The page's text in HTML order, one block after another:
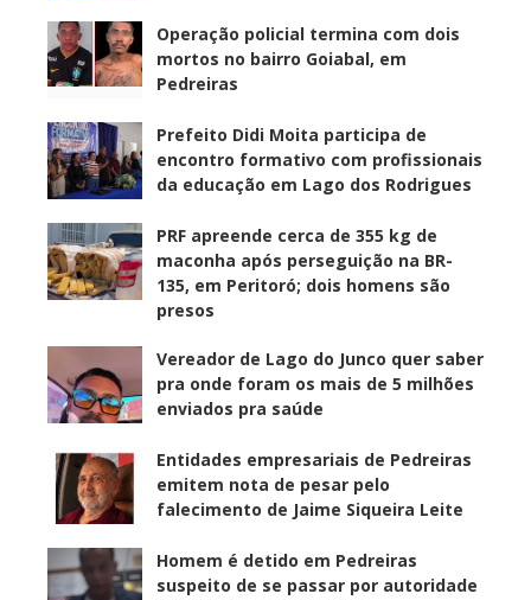
Operação policial termina com dois
mortos no bairro Goiabal, em
Pedreiras
Prefeito Didi Moita participa de
encontro formativo com profissionais
da educação em Lago dos Rodrigues
PRF apreende cerca de 355 kg de
maconha após perseguição na BR-
135, em Peritoró; dois homens são
presos
Vereador de Lago do Junco quer saber
pra onde foram os mais de 5 milhões
enviados pra saúde
Entidades empresariais de Pedreiras
emitem nota de pesar pelo
falecimento de Jaime Siqueira Leite
Homem é detido em Pedreiras
suspeito de se passar por autoridade